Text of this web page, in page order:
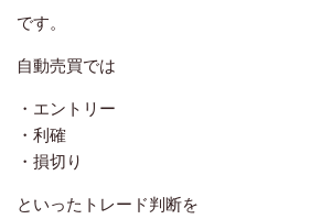
です。
自動売買では
・エントリー
・利確
・損切り
といったトレード判断を